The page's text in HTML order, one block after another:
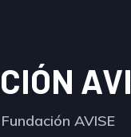
Fundación AVISE